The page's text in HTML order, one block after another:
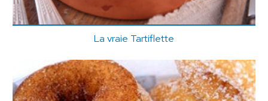
La vraie Tartiflette